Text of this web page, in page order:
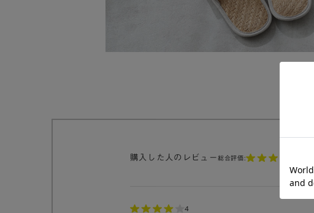
購入した人のレビュー総合評価:
4